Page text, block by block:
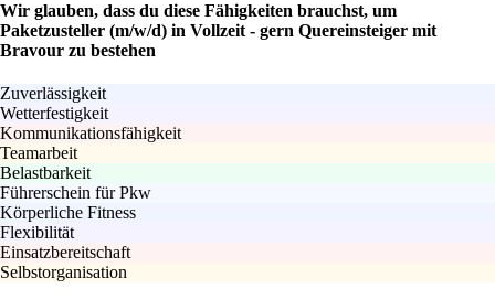
Wir glauben, dass du diese Fähigkeiten brauchst, um
Paketzusteller (m/w/d) in Vollzeit - gern Quereinsteiger mit
Bravour zu bestehen
Zuverlässigkeit
Wetterfestigkeit
Kommunikationsfähigkeit
Teamarbeit
Belastbarkeit
Führerschein für Pkw
Körperliche Fitness
Flexibilität
Einsatzbereitschaft
Selbstorganisation